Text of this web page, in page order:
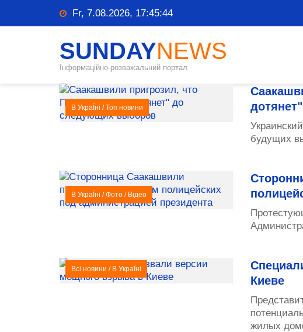
Fr, 7.08.2026, 17:45:45
SUNDAYNEWS
Інформаційно-розважальний портал
В УкраЇні /Топ новини
будущих
В УкраЇні /Фото / Відео
Всі новини / В УкраЇні
Киеве
жилых